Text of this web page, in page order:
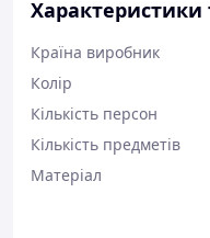
Характеристики
Країна виробник
Колір
Кількість персон
Кількість предметів
Матеріал